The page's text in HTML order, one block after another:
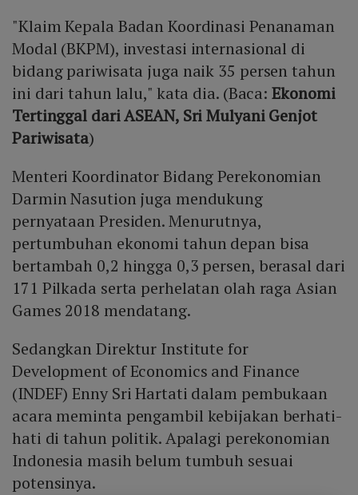
"Klaim Kepala Badan Koordinasi Penanaman
Modal (BKPM), investasi internasional di
bidang pariwisata juga naik 35 persen tahun
ini dari tahun lalu," kata dia. (Baca:Ekonomi
Tertinggal dari ASEAN, Sri Mulyani Genjot
Pariwisata)
Menteri Koordinator Bidang Perekonomian
Darmin Nasution juga mendukung
pernyataan Presiden. Menurutnya,
pertumbuhan ekonomi tahun depan bisa
bertambah 0,2 hingga 0,3 persen, berasal dari
171 Pilkada serta perhelatan olah raga Asian
Games 2018 mendatang.
Sedangkan Direktur Institute for
Development of Economics and Finance
(INDEF) Enny Sri Hartati dalam pembukaan
acara meminta pengambil kebijakan berhati-
hati di tahun politik. Apalagi perekonomian
Indonesia masih belum tumbuh sesuai
potensinya.